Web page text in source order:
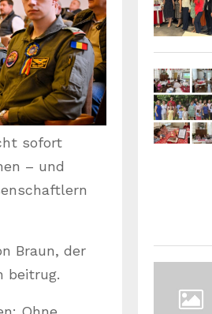
sofort
– und
Braun, der
beitrug.